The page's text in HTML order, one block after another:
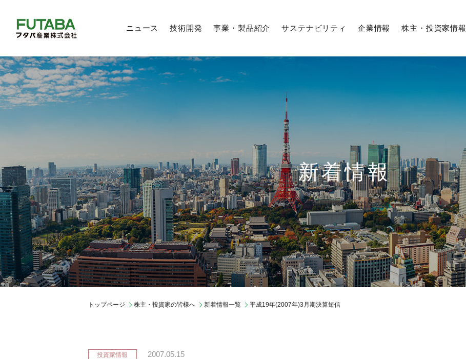
ニュース 技術開発
解析・評価の技術 生産技術
事業・製品紹介
外販設備事業 農業事業
サステナビリティ
サステナビリティマネジメント 環境への取り組み
ガバナンス レポートライブラリ
企業情報
経営体系
会社概要
企業行動憲章／フタバ行動指針
国内工場
フタバグループ
（日本、アジア、北米、欧州）
調達情報
株主・投資家情報
業績・ハイライト
中期経営計画 IR情報
株式の状況
株価情報
株式事務手続き
株主総会
よくあるご質問
経験者採用
期間従業員採用 制度・環境
期間従業員採用
新着情報
トップページ 株主・投資家の皆様へ 新着情報一覧 平成19年(2007年)3月期決算短信
2007.05.15